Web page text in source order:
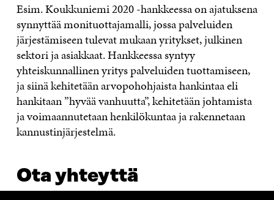
Esim. Koukkuniemi 2020 -hankkeessa on ajatuksena
synnyttää monituottajamalli, jossa palveluiden
järjestämiseen tulevat mukaan yritykset, julkinen
sektori ja asiakkaat. Hankkeessa syntyy
yhteiskunnallinen yritys palveluiden tuottamiseen,
ja siinä kehitetään arvopohohjaista hankintaa eli
hankitaan ”hyvää vanhuutta”, kehitetään johtamista
ja voimaannutetaan henkilökuntaa ja rakennetaan
kannustinjärjestelmä.
Ota yhteyttä